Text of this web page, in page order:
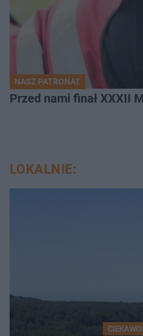
NASZ PATRONAT
Przed nami finał XXXII
LOKALNIE: